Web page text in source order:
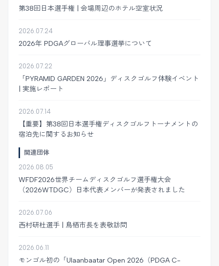
第38回日本選手権 | 会場周辺のホテル空室状況
2026.07.24
2026年 PDGAグローバル理事選挙について
2026.07.22
「PYRAMID GARDEN 2026」ディスクゴルフ体験イベント
| 実施レポート
2026.07.14
【重要】第38回日本選手権ディスクゴルフトーナメントの
宿泊先に関するお知らせ
関連団体
2026.08.05
WFDF2026世界チームディスクゴルフ選手権大会
（2026WTDGC）日本代表メンバーが発表されました
2026.07.06
西村研杜選手 | 鳥栖市長を表敬訪問
2026.06.11
モンゴル初の「Ulaanbaatar Open 2026（PDGA C-